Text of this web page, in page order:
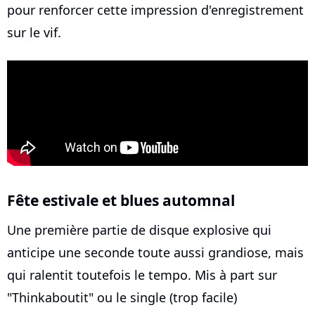
pour renforcer cette impression d'enregistrement
sur le vif.
Fête estivale et blues automnal
Une première partie de disque explosive qui
anticipe une seconde toute aussi grandiose, mais
qui ralentit toutefois le tempo. Mis à part sur
"Thinkaboutit" ou le single (trop facile)